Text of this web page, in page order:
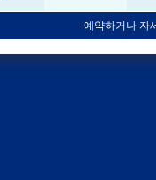
예약하거나 자